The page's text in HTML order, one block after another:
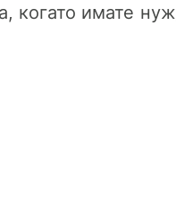
когато имате